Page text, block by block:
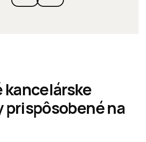
kancelárske
prispôsobené na